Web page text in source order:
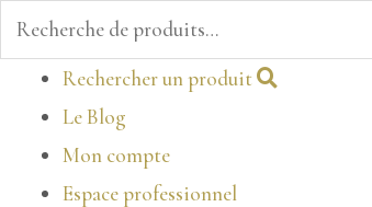
Recherche
pour :
contenu
Rechercher un produit
Le Blog
Mon compte
Espace professionnel